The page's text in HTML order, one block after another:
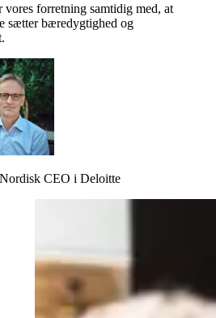
forretning samtidig med, at
sætter bæredygtighed og
CEO i Deloitte